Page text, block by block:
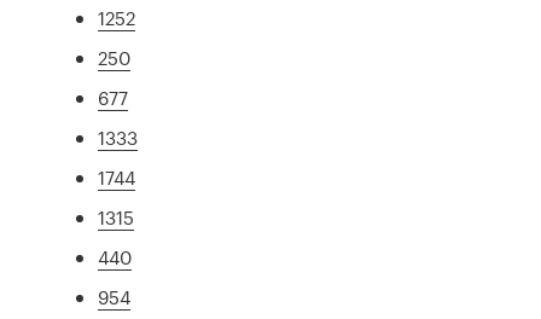
1252
250
677
1333
1744
1315
440
954